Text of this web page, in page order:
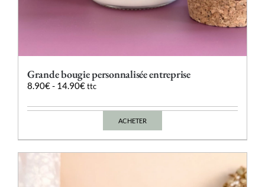
Grande bougie personnalisée entreprise
8.90€- 14.90€ ttc
ACHETER
Ce